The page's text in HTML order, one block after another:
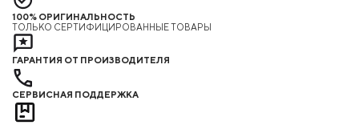
100% ОРИГИНАЛЬНОСТЬ
ТОЛЬКО СЕРТИФИЦИРОВАННЫЕ ТОВАРЫ
ГАРАНТИЯ ОТ ПРОИЗВОДИТЕЛЯ
СЕРВИСНАЯ ПОДДЕРЖКА